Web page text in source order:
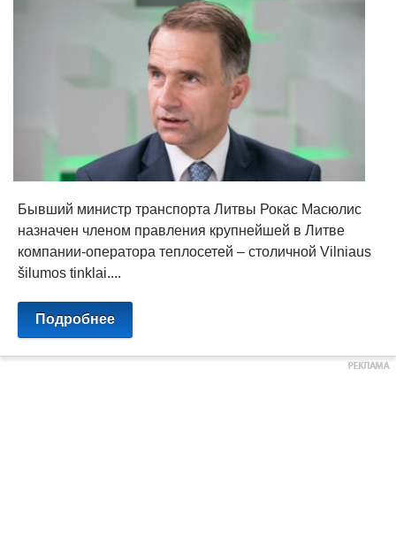
Бывший министр транспорта Литвы Рокас Масюлис
назначен членом правления крупнейшей в Литве
компании-оператора теплосетей – столичной Vilniaus
šilumos tinklai....
Подробнее